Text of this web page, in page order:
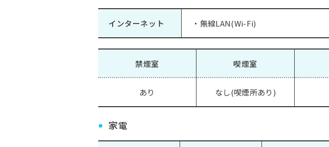
インターネット ・無線LAN(Wi-Fi)
禁煙室
あり
喫煙室
なし(喫煙所あり)
家電